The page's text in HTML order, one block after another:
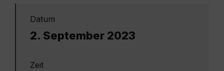
Datum
2. September 2023
Zeit